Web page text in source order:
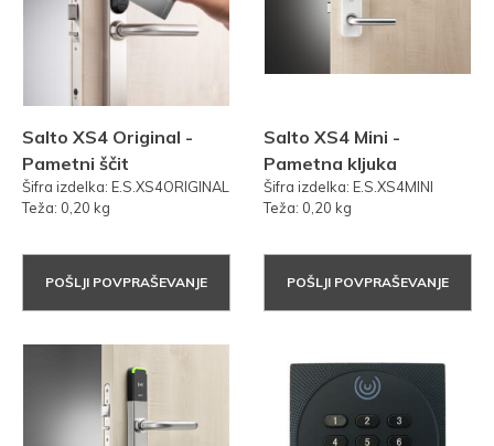
Salto XS4 Original -
Pametni ščit
Šifra izdelka: E.S.XS4ORIGINAL
Teža: 0,20 kg
POŠLJI POVPRAŠEVANJE
Salto XS4 Mini -
Pametna kljuka
Šifra izdelka: E.S.XS4MINI
Teža: 0,20 kg
POŠLJI POVPRAŠEVANJE